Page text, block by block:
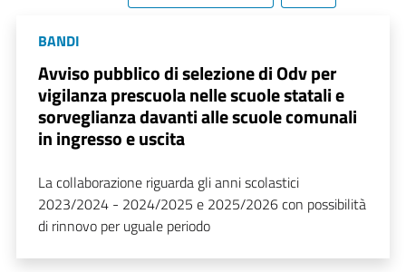
BANDI
Avviso pubblico di selezione di Odv per
vigilanza prescuola nelle scuole statali e
sorveglianza davanti alle scuole comunali
in ingresso e uscita
La collaborazione riguarda gli anni scolastici
2023/2024 - 2024/2025 e 2025/2026 con possibilità
di rinnovo per uguale periodo